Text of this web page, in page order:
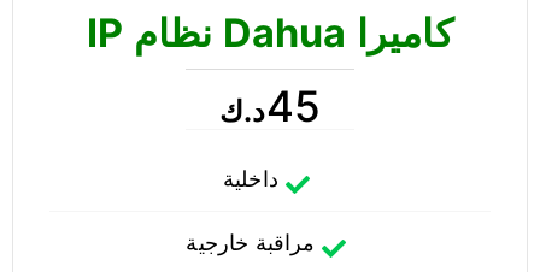
كاميرا Dahua نظام IP
45د.ك
داخلية
مراقبة خارجية